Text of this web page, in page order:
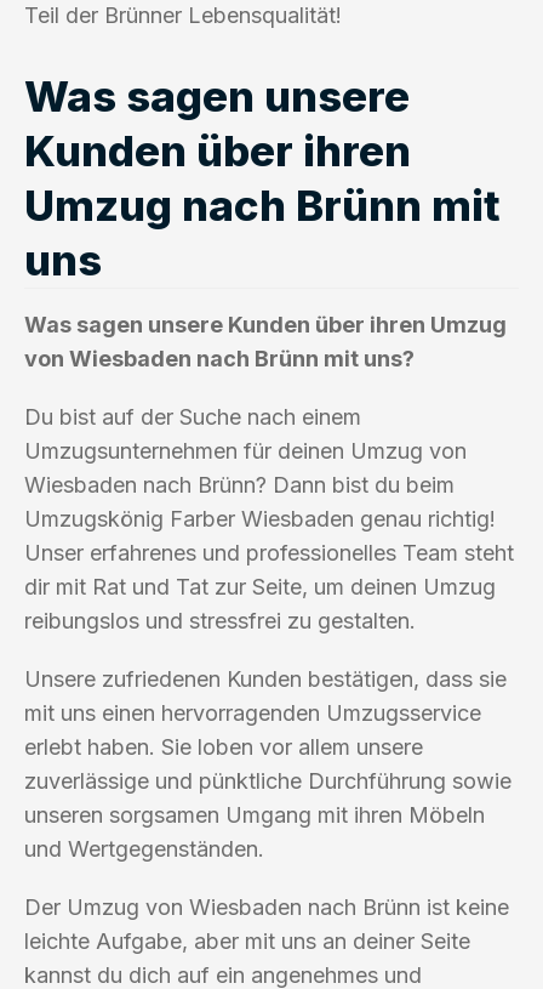
Teil der Brünner Lebensqualität!
Was sagen unsere
Kunden über ihren
Umzug nach Brünn mit
uns
Was sagen unsere Kunden über ihren Umzug
von Wiesbaden nach Brünn mit uns?
Du bist auf der Suche nach einem
Umzugsunternehmen für deinen Umzug von
Wiesbaden nach Brünn? Dann bist du beim
Umzugskönig Farber Wiesbaden genau richtig!
Unser erfahrenes und professionelles Team steht
dir mit Rat und Tat zur Seite, um deinen Umzug
reibungslos und stressfrei zu gestalten.
Unsere zufriedenen Kunden bestätigen, dass sie
mit uns einen hervorragenden Umzugsservice
erlebt haben. Sie loben vor allem unsere
zuverlässige und pünktliche Durchführung sowie
unseren sorgsamen Umgang mit ihren Möbeln
und Wertgegenständen.
Der Umzug von Wiesbaden nach Brünn ist keine
leichte Aufgabe, aber mit uns an deiner Seite
kannst du dich auf ein angenehmes und